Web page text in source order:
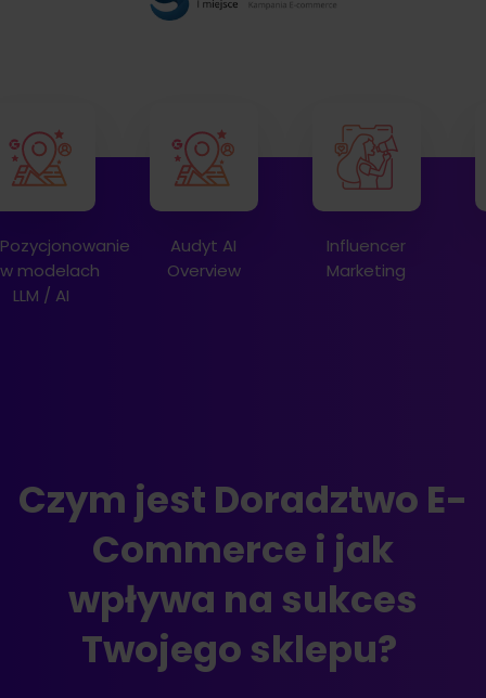
Pozycjonowanie
w modelach
LLM / AI
Audyt AI
Overview
Influencer
Marketing
Czym jest Doradztwo E-
Commerce i jak
wpływa na sukces
Twojego sklepu?